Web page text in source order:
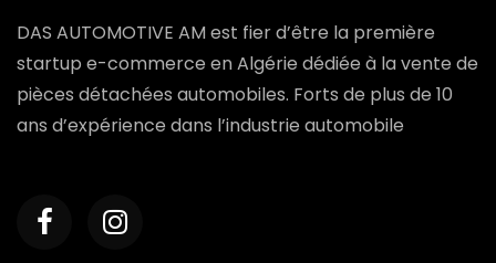
DAS AUTOMOTIVE AM est fier d’être la première
startup e-commerce en Algérie dédiée à la vente de
pièces détachées automobiles. Forts de plus de 10
ans d’expérience dans l’industrie automobile